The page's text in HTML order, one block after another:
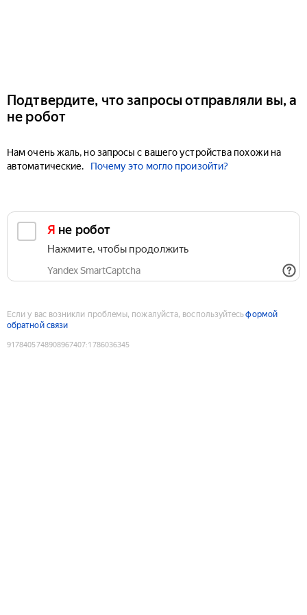
Подтвердите, что запросы отправляли вы, а
не робот
Нам очень жаль, но запросы с вашего устройства похожи на
автоматические.
Почему это могло произойти?
Я не робот
Нажмите, чтобы продолжить
Yandex SmartCaptcha
Если у вас возникли проблемы, пожалуйста, воспользуйтесьформой
обратной связи
9178405748908967407:1786036345